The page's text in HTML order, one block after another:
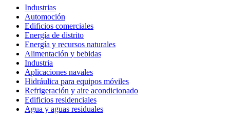
Industrias
Automoción
Edificios comerciales
Energía de distrito
Energía y recursos naturales
Alimentación y bebidas
Industria
Aplicaciones navales
Hidráulica para equipos móviles
Refrigeración y aire acondicionado
Edificios residenciales
Agua y aguas residuales